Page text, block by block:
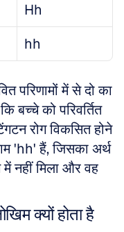
Hh
hh
परिणामों में से दो का
बच्चे को परिवर्तित
रोग विकसित होने
'hh' हैं, जिसका अर्थ
में नहीं मिला और वह
क्यों होता है